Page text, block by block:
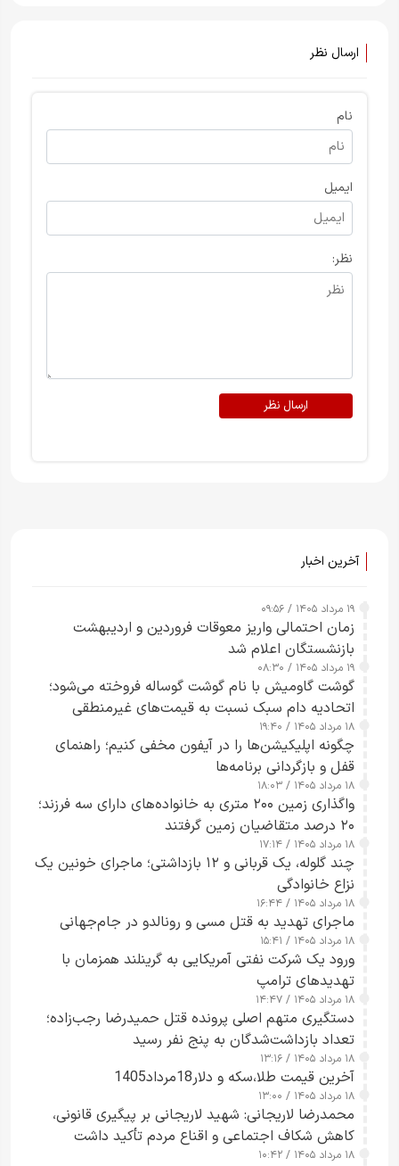
ارسال نظر
نام
ایمیل
نظر:
ارسال نظر
آخرین اخبار
۱۹ مرداد ۱۴۰۵ / ۰۹:۵۶
زمان احتمالی واریز معوقات فروردین و اردیبهشت
بازنشستگان اعلام شد
۱۹ مرداد ۱۴۰۵ / ۰۸:۳۰
گوشت گاومیش با نام گوشت گوساله فروخته می‌شود؛
اتحادیه دام سبک نسبت به قیمت‌های غیرمنطقی
هشدار داد
۱۸ مرداد ۱۴۰۵ / ۱۹:۴۰
چگونه اپلیکیشن‌ها را در آیفون مخفی کنیم؛ راهنمای
قفل و بازگردانی برنامه‌ها
۱۸ مرداد ۱۴۰۵ / ۱۸:۰۳
واگذاری زمین ۲۰۰ متری به خانواده‌های دارای سه فرزند؛
۲۰ درصد متقاضیان زمین گرفتند
۱۸ مرداد ۱۴۰۵ / ۱۷:۱۴
چند گلوله، یک قربانی و ۱۲ بازداشتی؛ ماجرای خونین یک
نزاع خانوادگی
۱۸ مرداد ۱۴۰۵ / ۱۶:۴۴
ماجرای تهدید به قتل مسی و رونالدو در جام‌جهانی
۱۸ مرداد ۱۴۰۵ / ۱۵:۴۱
ورود یک شرکت نفتی آمریکایی به گرینلند همزمان با
تهدیدهای ترامپ
۱۸ مرداد ۱۴۰۵ / ۱۴:۴۷
دستگیری متهم اصلی پرونده قتل حمیدرضا رجب‌زاده؛
تعداد بازداشت‌شدگان به پنج نفر رسید
۱۸ مرداد ۱۴۰۵ / ۱۳:۱۶
آخرین قیمت طلا،سکه و دلار18مرداد1405
۱۸ مرداد ۱۴۰۵ / ۱۳:۰۰
محمدرضا لاریجانی: شهید لاریجانی بر پیگیری قانونی،
کاهش شکاف اجتماعی و اقناع مردم تأکید داشت
۱۸ مرداد ۱۴۰۵ / ۱۰:۴۲